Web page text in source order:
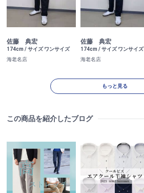
佐藤 典宏
174cm / サイズ ワンサイズ
海老名店
佐藤 典宏
174cm / サイズ ワンサイズ
海老名店
もっと見る
この商品を紹介したブログ